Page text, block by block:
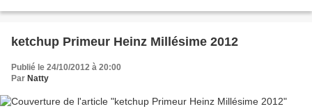
ketchup Primeur Heinz Millésime 2012
Publié le 24/10/2012 à 20:00
Par Natty